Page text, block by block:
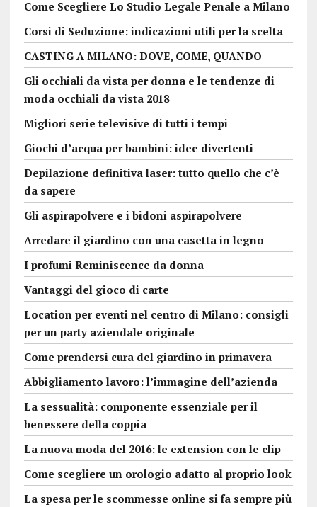
Come Scegliere Lo Studio Legale Penale a Milano
Corsi di Seduzione: indicazioni utili per la scelta
CASTING A MILANO: DOVE, COME, QUANDO
Gli occhiali da vista per donna e le tendenze di
moda occhiali da vista 2018
Migliori serie televisive di tutti i tempi
Giochi d’acqua per bambini: idee divertenti
Depilazione definitiva laser: tutto quello che c’è
da sapere
Gli aspirapolvere e i bidoni aspirapolvere
Arredare il giardino con una casetta in legno
I profumi Reminiscence da donna
Vantaggi del gioco di carte
Location per eventi nel centro di Milano: consigli
per un party aziendale originale
Come prendersi cura del giardino in primavera
Abbigliamento lavoro: l’immagine dell’azienda
La sessualità: componente essenziale per il
benessere della coppia
La nuova moda del 2016: le extension con le clip
Come scegliere un orologio adatto al proprio look
La spesa per le scommesse online si fa sempre più